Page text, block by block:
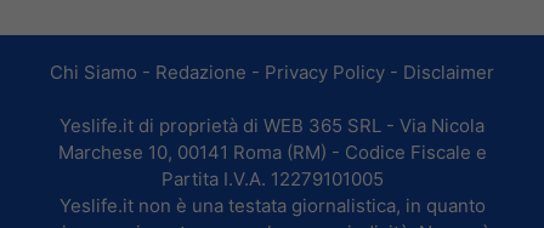
Chi Siamo - Redazione - Privacy Policy - Disclaimer
Yeslife.it di proprietà di WEB 365 SRL - Via Nicola
Marchese 10, 00141 Roma (RM) - Codice Fiscale e
Partita I.V.A. 12279101005
Yeslife.it non è una testata giornalistica, in quanto